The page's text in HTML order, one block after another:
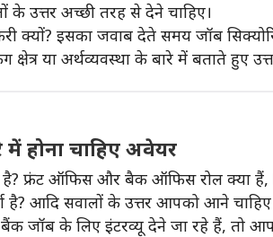
उत्तर अच्छी तरह से देने चाहिए।
क्यों? इसका जवाब देते समय जॉब
या अर्थव्यवस्था के बारे में बताते हुए
होना चाहिए अवेयर
है? फ्रंट ऑफिस और बैक ऑफिस रोल क्या हैं,
है? आदि सवालों के उत्तर आपको आने
जॉब के लिए इंटरव्यू देने जा रहे हैं, तो